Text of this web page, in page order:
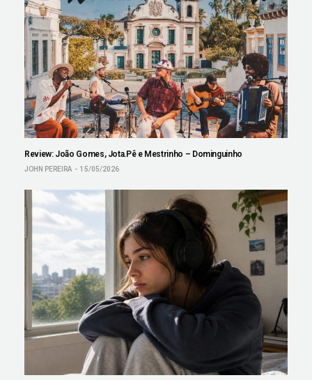
Review: João Gomes, Jota.Pê e Mestrinho – Dominguinho
JOHN PEREIRA 15/05/2026